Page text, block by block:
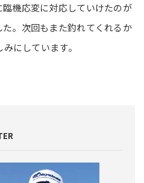
機応変に対応していけたのが
。次回もまた釣れてくれるか
にしています。